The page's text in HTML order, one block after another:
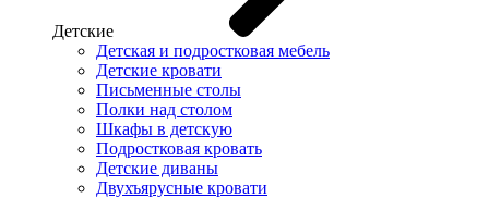
Детские
Детская и подростковая мебель
Детские кровати
Письменные столы
Полки над столом
Шкафы в детскую
Подростковая кровать
Детские диваны
Двухъярусные кровати